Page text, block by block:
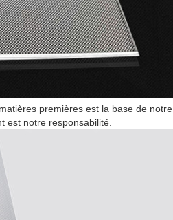
premières est la base de notre
est notre responsabilité.